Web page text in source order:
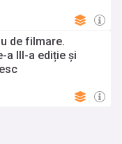
de filmare.
a III-a ediție și